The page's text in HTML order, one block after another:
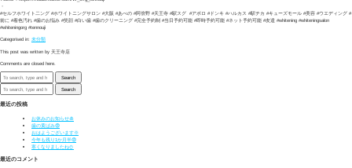
・
#セルフホワイト二ング #ホワイトニングサロン #大阪 #あべの #阿倍野 #天王寺 #駅スグ #アポロ #ドンキ #ハルカス #駅チカ #キューズモール #美容 #ウエディング #
前に #着色汚れ #歯のお悩み #笑顔 #白い歯 #歯のクリーニング #完全予約制 #当日予約可能 #即時予約可能 #ネット予約可能 #友達 #whitening #whiteningsalon
#whiteningorg #tennouji
Categorised in: 未分類
This post was written by 天王寺店
Comments are closed here.
Search
Search
最近の投稿
お休みのお知らせ🎍
歯の黄ばみ😨
おはようございます🌞
今年も残り1か月半😨
寒くなりましたね⛄
最近のコメント